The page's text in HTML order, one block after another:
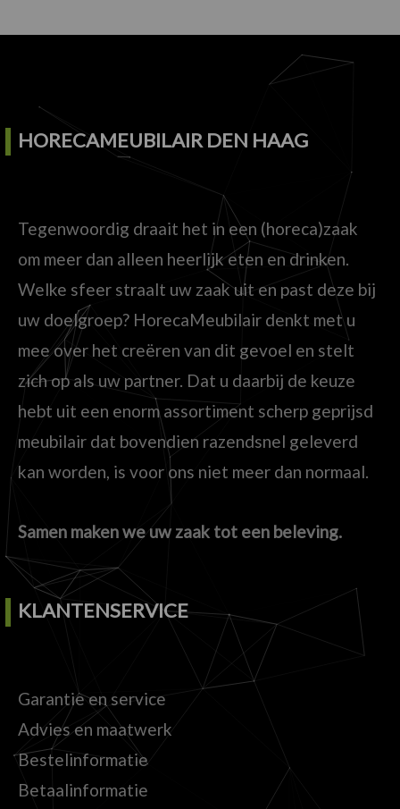
HORECAMEUBILAIR DEN HAAG
Tegenwoordig draait het in een (horeca)zaak
om meer dan alleen heerlijk eten en drinken.
Welke sfeer straalt uw zaak uit en past deze bij
uw doelgroep? HorecaMeubilair denkt met u
mee over het creëren van dit gevoel en stelt
zich op als uw partner. Dat u daarbij de keuze
hebt uit een enorm assortiment scherp geprijsd
meubilair dat bovendien razendsnel geleverd
kan worden, is voor ons niet meer dan normaal.
Samen maken we uw zaak tot een beleving.
KLANTENSERVICE
Garantie en service
Advies en maatwerk
Bestelinformatie
Betaalinformatie